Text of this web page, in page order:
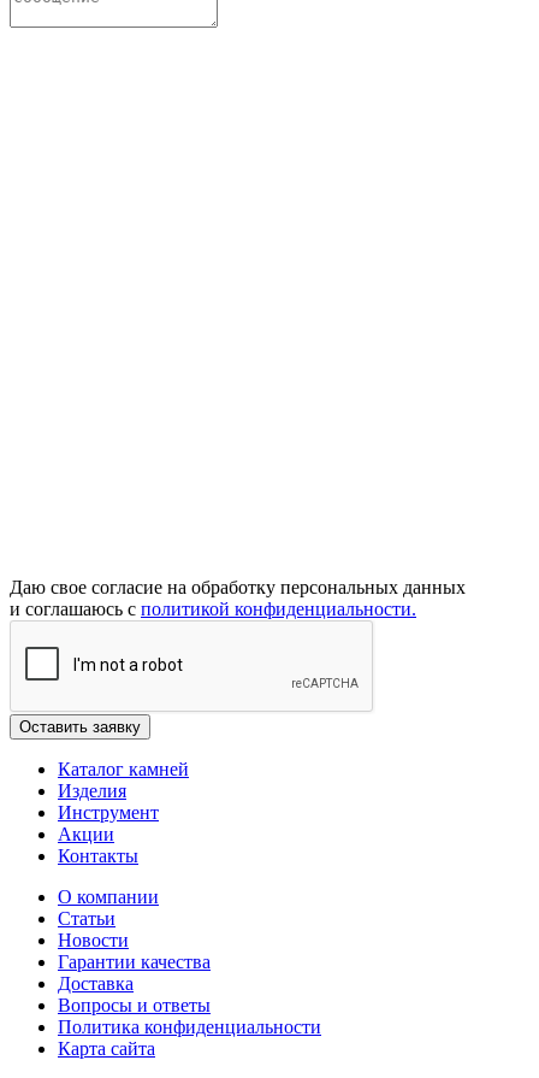
Даю свое согласие на обработку персональных данных
и соглашаюсь с политикой конфиденциальности.
Каталог камней
Изделия
Инструмент
Акции
Контакты
О компании
Статьи
Новости
Гарантии качества
Доставка
Вопросы и ответы
Политика конфиденциальности
Карта сайта